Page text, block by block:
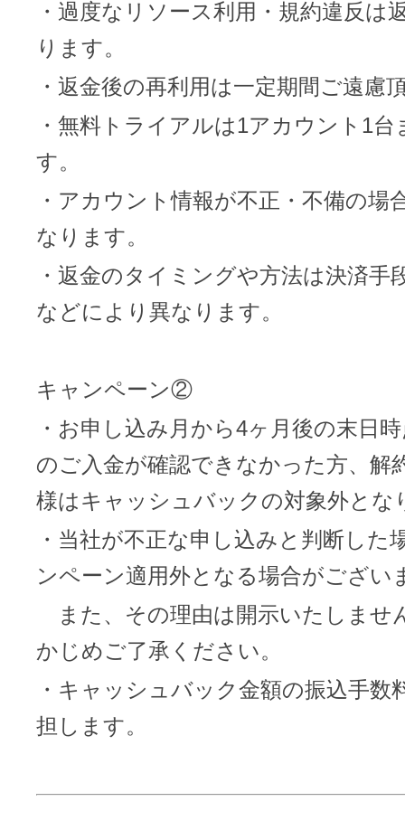
・過度なリソース利用・規約違反は
ります。
・返金後の再利用は一定期間ご遠慮
・無料トライアルは1アカウント1
す。
・アカウント情報が不正・不備の場
なります。
・返金のタイミングや方法は決済手
などにより異なります。
キャンペーン②
・お申し込み月から4ヶ月後の末日
のご入金が確認できなかった方、解
様はキャッシュバックの対象外とな
・当社が不正な申し込みと判断した
ンペーン適用外となる場合がござい
また、その理由は開示いたしませ
かじめご了承ください。
・キャッシュバック金額の振込手数
担します。